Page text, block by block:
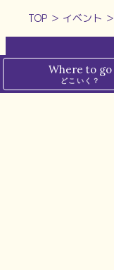
TOP ＞ イベント ＞
Where to go
どこいく？
ホーム